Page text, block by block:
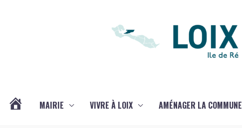
MAIRIE VIVRE À LOIX AMÉNAGER LA COMMUNE